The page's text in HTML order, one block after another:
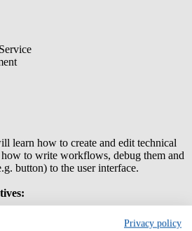
learn how to create and edit technical
to write workflows, debug them and
button) to the user interface.
Privacy policy